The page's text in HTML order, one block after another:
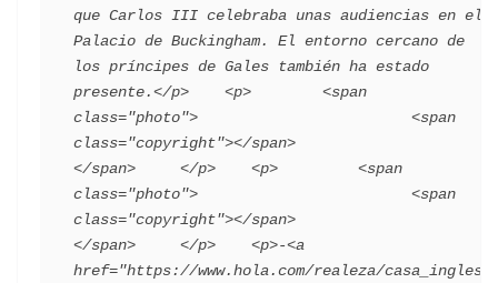
que Carlos III celebraba unas audiencias en el
Palacio de Buckingham. El entorno cercano de
los príncipes de Gales también ha estado
presente.</p>    <p>        <span
class="photo">                        <span
class="copyright"></span>
</span>     </p>    <p>         <span
class="photo">                        <span
class="copyright"></span>
</span>     </p>    <p>-<a
href="https://www.hola.com/realeza/casa_inglesa